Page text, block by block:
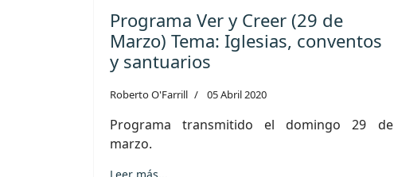
Programa Ver y Creer (29 de
Marzo) Tema: Iglesias, conventos
y santuarios
Roberto O'Farrill 05 Abril 2020
Programa transmitido el domingo 29 de
marzo.